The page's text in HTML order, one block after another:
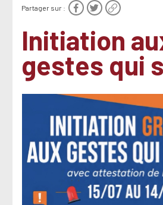
Partager sur :
Initiation
gestes qui